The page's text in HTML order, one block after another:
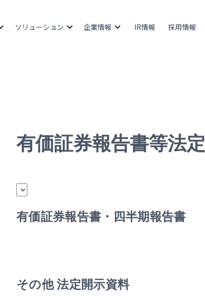
ソリューション 企業情報 IR情報 採用情報
有価証券報告書等法
有価証券報告書・四半期報告書
その他 法定開示資料